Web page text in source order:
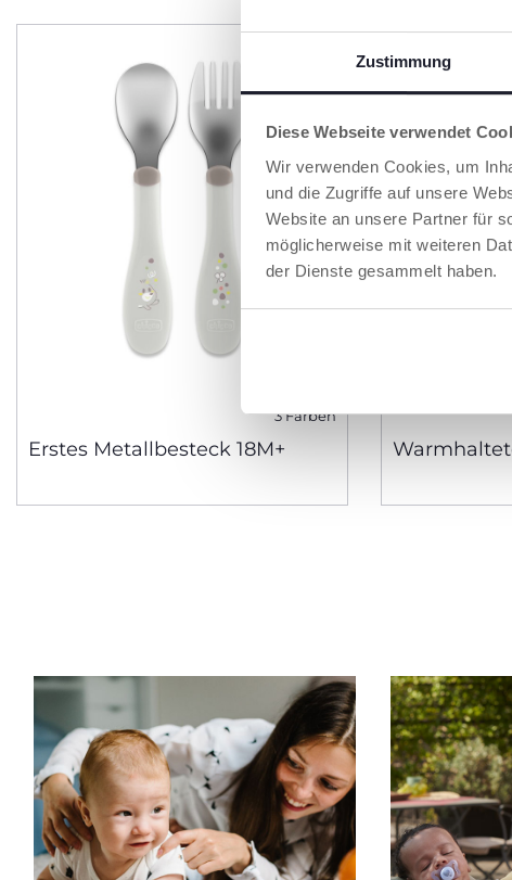
Zustimmung
Diese Webseite verwendet
Wir verwenden Cookies, um
und die Zugriffe auf unsere
Website an unsere Partner für
möglicherweise mit weiteren
der Dienste gesammelt haben.
3 Farben
Erstes Metallbesteck 18M+